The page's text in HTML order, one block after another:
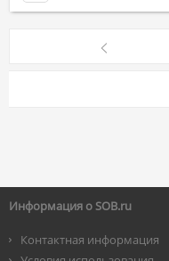
Информация о SOB.ru
Контактная информация